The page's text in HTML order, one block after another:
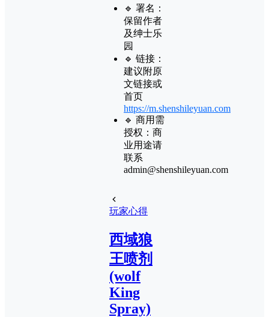
🔹 署名：
保留作者
及绅士乐
园
🔹 链接：
建议附原
文链接或
首页
https://m.shenshileyuan.com
🔹 商用需
授权：商
业用途请
联系
admin@shenshileyuan.com
玩家心得
西域狼
王喷剂
(wolf
King
Spray)